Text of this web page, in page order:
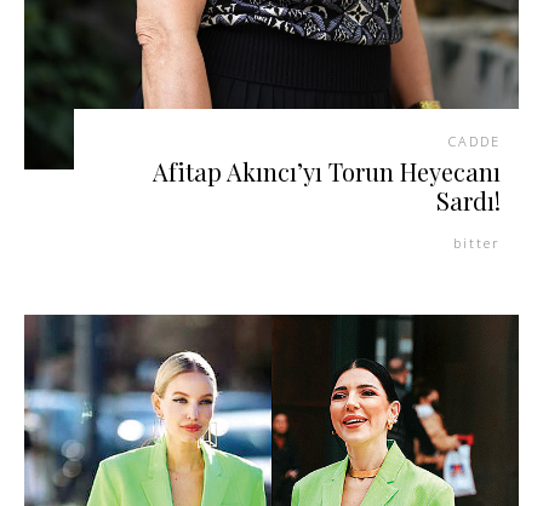
CADDE
Afitap Akıncı’yı Torun Heyecanı
Sardı!
bitter